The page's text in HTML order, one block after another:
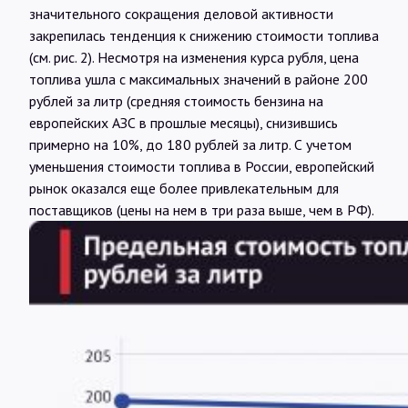
значительного сокращения деловой активности
закрепилась тенденция к снижению стоимости топлива
(см. рис. 2). Несмотря на изменения курса рубля, цена
топлива ушла с максимальных значений в районе 200
рублей за литр (средняя стоимость бензина на
европейских АЗС в прошлые месяцы), снизившись
примерно на 10%, до 180 рублей за литр. С учетом
уменьшения стоимости топлива в России, европейский
рынок оказался еще более привлекательным для
поставщиков (цены на нем в три раза выше, чем в РФ).